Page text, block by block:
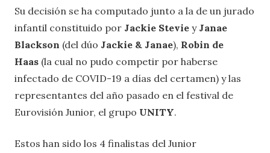
Su decisión se ha computado junto a la de un jurado
infantil constituido por Jackie Stevie y Janae
Blackson (del dúo Jackie & Janae), Robin de
Haas (la cual no pudo competir por haberse
infectado de COVID-19 a días del certamen) y las
representantes del año pasado en el festival de
Eurovisión Junior, el grupo UNITY.
Estos han sido los 4 finalistas del Junior